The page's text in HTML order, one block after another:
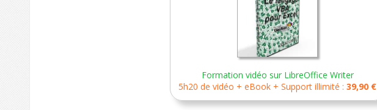
Formation vidéo sur LibreOffice Writer
5h20 de vidéo + eBook + Support illimité : 39,90 €